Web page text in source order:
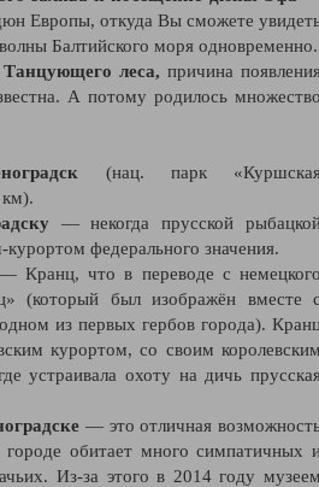
Европы, откуда Вы сможете
Балтийского моря одновременно.
леса, причина
А потому родилось
(нац. парк
—некогда прусской
федерального значения.
Кранц, что в переводе с
(который был изображён вместе
из первых гербов города).
курортом, со своим
устраивала охоту на дичь
—это отличная
обитает много симпатичных
Из-за этого в 2014 году